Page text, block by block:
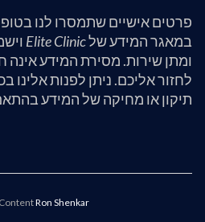
פרטים אישיים שתמסרו לנו
במאגר המידע שלElite Clinic
ומתן שירות. מסירת המידע אינה
לחזור אליכם. ניתן לפנות אלינו
תיקון או מחיקה של המידע
ContentRon Shenkar